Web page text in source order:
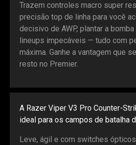
Trazem controles macro super
precisão top de linha para você
decisivo de AWP, plantar a
lineups impecáveis — tudo com
máxima. Ganhe a vantagem que
resto no Premier.
A Razer Viper V3 Pro Counter-
ideal para os campos de batalha
Leve, ágil e com switches